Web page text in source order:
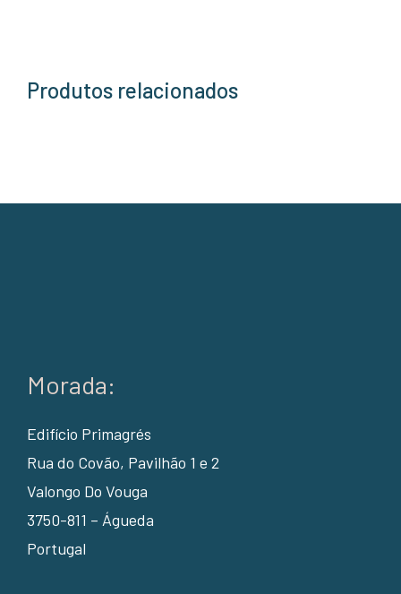
Produtos relacionados
Morada:
Edifício Primagrés
Rua do Covão, Pavilhão 1 e 2
Valongo Do Vouga
3750-811 – Águeda
Portugal